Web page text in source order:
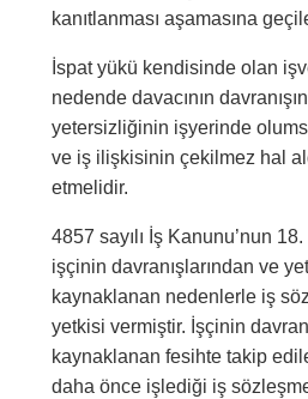
kanıtlanması aşamasına
İspat yükü kendisinde olan
nedende davacının
yetersizliğinin işyerinde
ve iş ilişkisinin çekilmez hal
etmelidir.
4857 sayılı İş Kanunu’nun
işçinin davranışlarından ve
kaynaklanan nedenlerle iş
yetkisi vermiştir. İşçinin
kaynaklanan fesihte takip
daha önce işlediği iş